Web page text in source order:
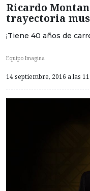
Ricardo
trayectoria
¡Tiene 40 años de
Equipo Imagina
14 septiembre, 2016 a las